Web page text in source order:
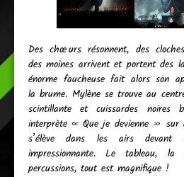
Des chœurs résonnent, des
des moines arrivent et portent des
énorme faucheuse fait alors son
la brume. Mylène se trouve au
scintillante et cuissardes noires
interprète « Que je devienne » sur
s’élève dans les airs devant
impressionnante. Le tableau, la
percussions, tout est magnifique !